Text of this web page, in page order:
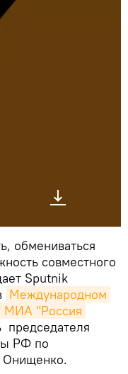
обмениваться
совместного
Sputnik
Международном
МИА "Россия
РФ по
Онищенко.